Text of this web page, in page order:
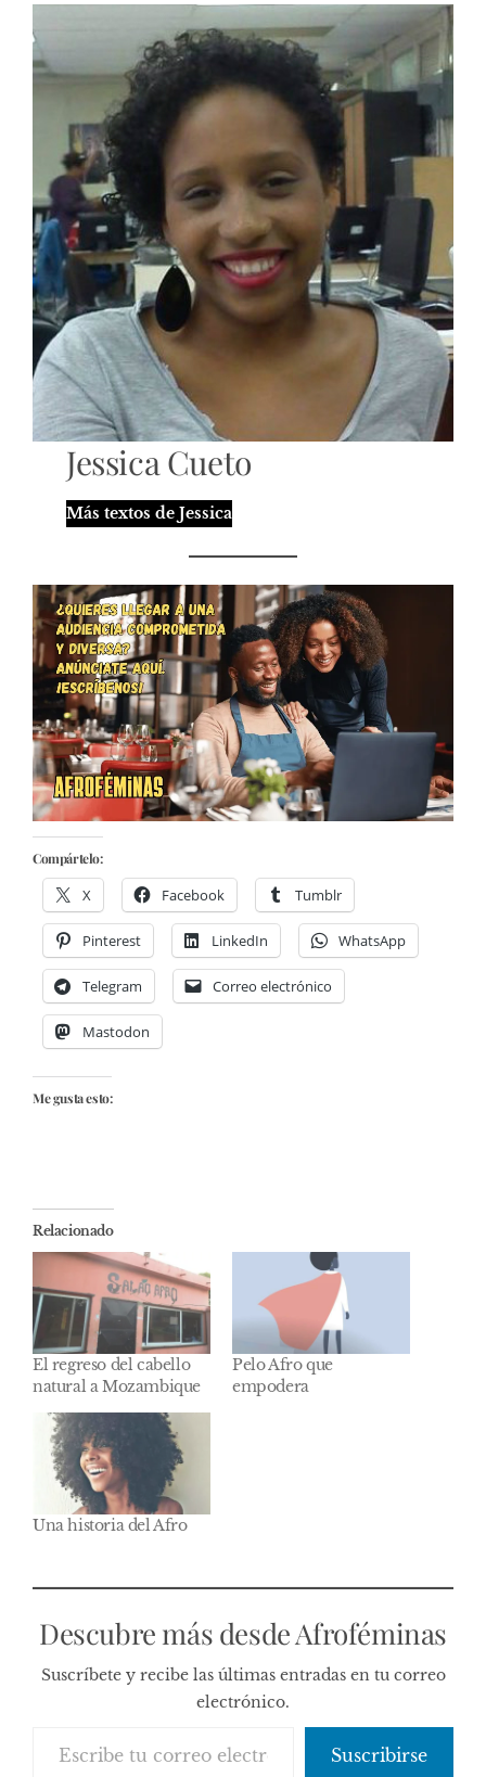
Jessica Cueto
Más textos de Jessica
Compártelo:
X Facebook Tumblr
Pinterest LinkedIn WhatsApp
Telegram Correo electrónico
Mastodon
Me gusta esto:
Relacionado
El regreso del cabello
natural a Mozambique
Pelo Afro que
empodera
Una historia del Afro
Descubre más desde Afroféminas
Suscríbete y recibe las últimas entradas en tu correo
electrónico.
Suscribirse